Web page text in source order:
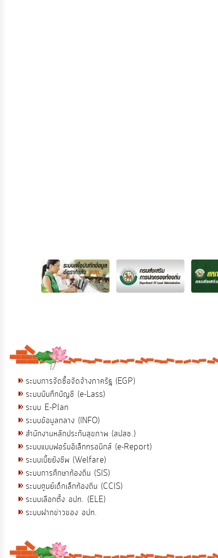
ระบบการจัดซื้อจัดจ้างภาครัฐ (EGP)
ระบบบันทึกบัญชี (e-Lass)
ระบบ E-Plan
ระบบข้อมูลกลาง (INFO)
สำนักงานหลักประกันสุขภาพ (สปสช.)
ระบบแบบฟอร์มอิเล็กทรอนิกส์ (e-Report)
ระบบเบี้ยยังชีพ (Welfare)
ระบบการศึกษาท้องถิ่น (SIS)
ระบบศูนย์เด็กเล็กท้องถิ่น (CCIS)
ระบบเลือกตั้ง อปท. (ELE)
ระบบฝากข่าวของ อปท.